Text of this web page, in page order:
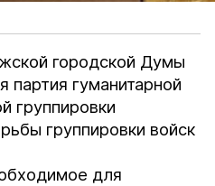
городской Думы
партия гуманитарной
группировки
группировки войск
для